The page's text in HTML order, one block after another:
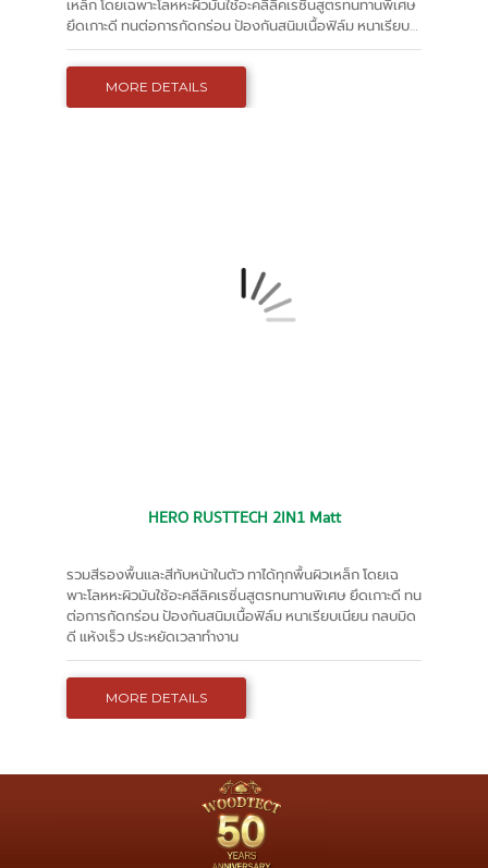
เหล็ก โดยเฉพาะโลหหะผิวมันใช้อะคลีลิคเรซิ่นสูตรทนทานพิเศษ
ยึดเกาะดี ทนต่อการกัดกร่อน ป้องกันสนิมเนื้อฟิล์ม หนาเรียบ
เนียน กลบมิดดี แห้งเร็ว ประหยัดเวลาทำงาน
MORE DETAILS
HERO RUSTTECH 2IN1 Matt
รวมสีรองพื้นและสีทับหน้าในตัว ทาได้ทุกพื้นผิวเหล็ก โดยเฉ
พาะโลหหะผิวมันใช้อะคลีลิคเรซิ่นสูตรทนทานพิเศษ ยึดเกาะดี ทน
ต่อการกัดกร่อน ป้องกันสนิมเนื้อฟิล์ม หนาเรียบเนียน กลบมิด
ดี แห้งเร็ว ประหยัดเวลาทำงาน
MORE DETAILS